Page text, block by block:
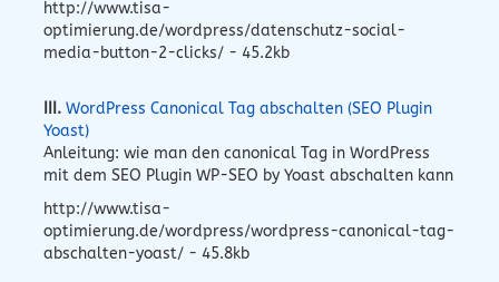
http://www.tisa-
optimierung.de/wordpress/datenschutz-social-
media-button-2-clicks/ - 45.2kb
III. WordPress Canonical Tag abschalten (SEO Plugin
Yoast)
Anleitung: wie man den canonical Tag in WordPress
mit dem SEO Plugin WP-SEO by Yoast abschalten kann
http://www.tisa-
optimierung.de/wordpress/wordpress-canonical-tag-
abschalten-yoast/ - 45.8kb